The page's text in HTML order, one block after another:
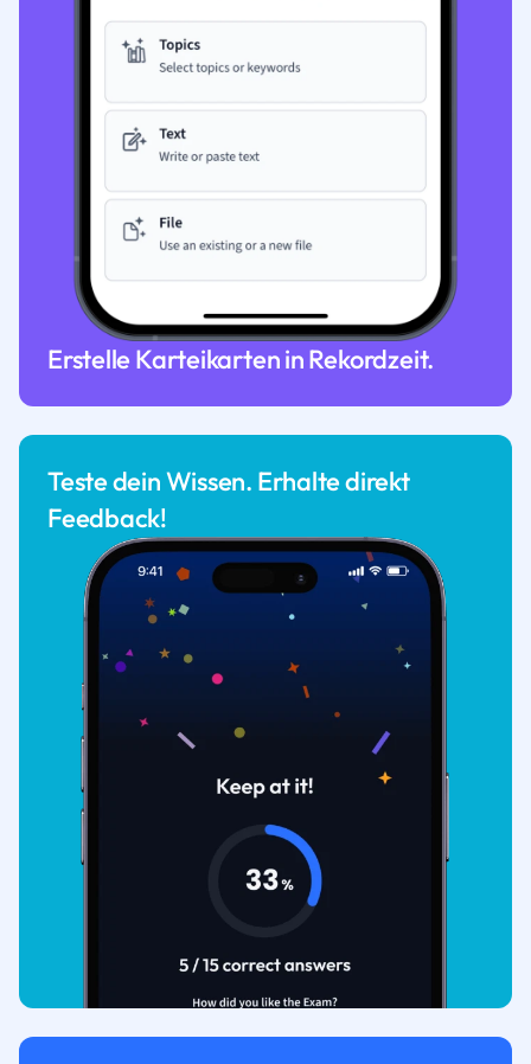
Erstelle Karteikarten in Rekordzeit.
Teste dein Wissen. Erhalte direkt
Feedback!